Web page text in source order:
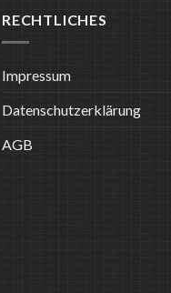
RECHTLICHES
Impressum
Datenschutzerklärung
AGB